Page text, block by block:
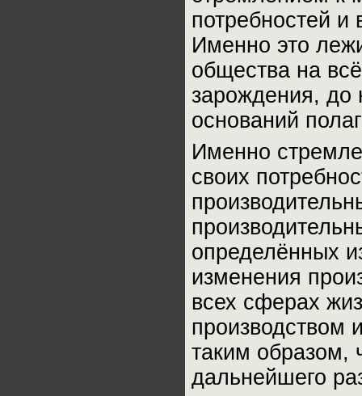
потребностей и
Именно это
общества на
зарождения, до
оснований
Именно
своих
определённых
изменения
всех сферах
производством
таким образом,
дальнейшего